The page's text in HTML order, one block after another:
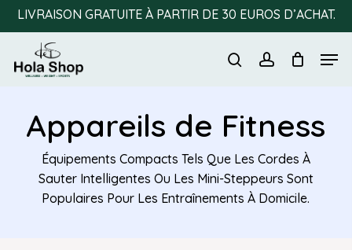
Skip
to
main
LIVRAISON GRATUITE À PARTIR DE 30 EUROS D’ACHAT.
searchaccount
Appareils de Fitness
Équipements Compacts Tels Que Les Cordes À
Sauter Intelligentes Ou Les Mini-Steppeurs Sont
Populaires Pour Les Entraînements À Domicile.